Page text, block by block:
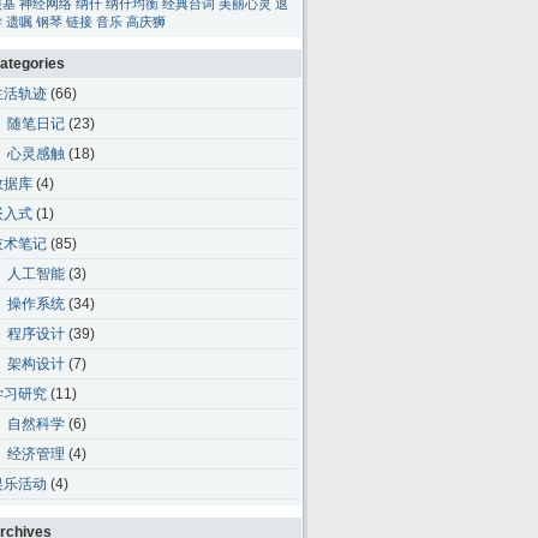
基 神经网络 纳什 纳什均衡 经典台词 美丽心灵 退
遗嘱 钢琴 链接 音乐 高庆狮
活轨迹 (66)
随笔日记 (23)
心灵感触 (18)
据库 (4)
入式 (1)
术笔记 (85)
人工智能 (3)
操作系统 (34)
程序设计 (39)
架构设计 (7)
习研究 (11)
自然科学 (6)
经济管理 (4)
乐活动 (4)